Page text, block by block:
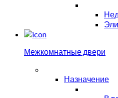
Межкомнатные двери
Назначение